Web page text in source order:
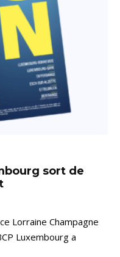
sort de
Lorraine Champagne
Luxembourg a